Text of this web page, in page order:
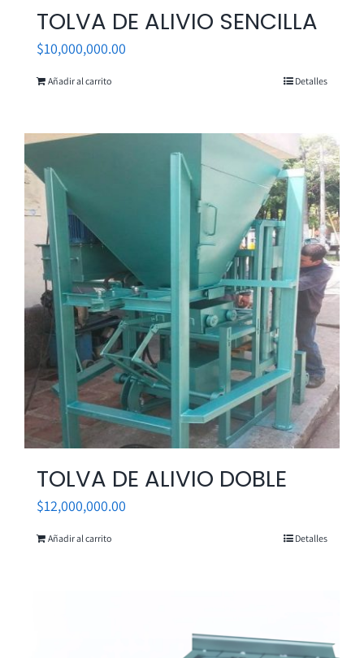
TOLVA DE ALIVIO SENCILLA
$10,000,000.00
Añadir al carrito Detalles
TOLVA DE ALIVIO DOBLE
$12,000,000.00
Añadir al carrito Detalles